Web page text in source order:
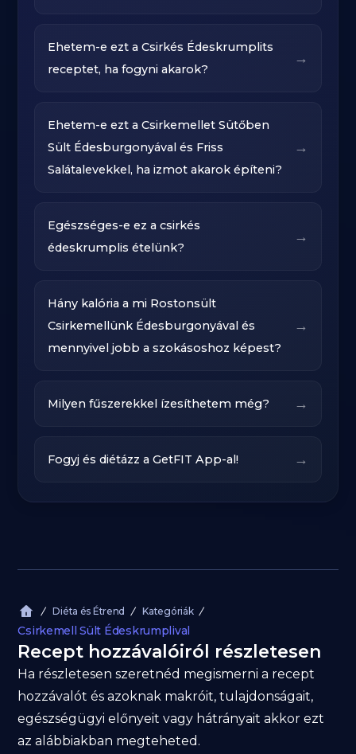
Ehetem-e ezt a Csirkés Édeskrumplits
receptet, ha fogyni akarok?
→
Ehetem-e ezt a Csirkemellet Sütőben
Sült Édesburgonyával és Friss
Salátalevekkel, ha izmot akarok építeni?
→
Egészséges-e ez a csirkés
édeskrumplis ételünk?
→
Hány kalória a mi Rostonsült
Csirkemellünk Édesburgonyával és
mennyivel jobb a szokásoshoz képest?
→
Milyen fűszerekkel ízesíthetem még? →
Fogyj és diétázz a GetFIT App-al! →
Diéta és Étrend Kategóriák
Csirkemell Sült Édeskrumplival
Recept hozzávalóiról részletesen
Ha részletesen szeretnéd megismerni a recept
hozzávalót és azoknak makróit, tulajdonságait,
egészségügyi előnyeit vagy hátrányait akkor ezt
az alábbiakban megteheted.